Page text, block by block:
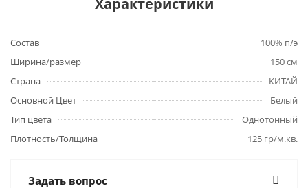
Характеристики
Состав
100% п/э
Ширина/размер
150 см
Страна
КИТАЙ
Основной Цвет
Белый
Тип цвета
Однотонный
Плотность/Толщина
125 гр/м.кв.
Задать вопрос